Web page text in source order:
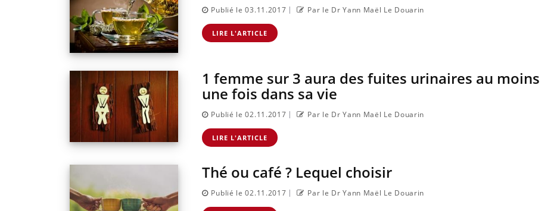
Publié le 03.11.2017 | Par le Dr Yann Maël Le Douarin
LIRE L'ARTICLE
1 femme sur 3 aura des fuites urinaires au moins
une fois dans sa vie
Publié le 02.11.2017 | Par le Dr Yann Maël Le Douarin
LIRE L'ARTICLE
Thé ou café ? Lequel choisir
Publié le 02.11.2017 | Par le Dr Yann Maël Le Douarin
Fatigue en vacances
plombage ?
Les troubles du